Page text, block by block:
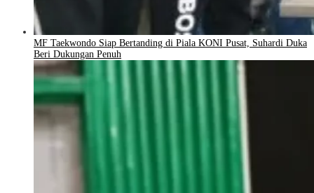
MF Taekwondo Siap Bertanding di Piala KONI Pusat, Suhardi Duka
Beri Dukungan Penuh